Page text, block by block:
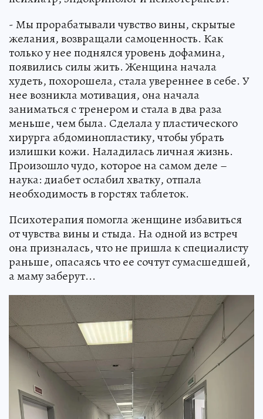
- Мы прорабатывали чувство вины, скрытые
желания, возвращали самоценность. Как
только у нее поднялся уровень дофамина,
появились силы жить. Женщина начала
худеть, похорошела, стала увереннее в себе. У
нее возникла мотивация, она начала
заниматься с тренером и стала в два раза
меньше, чем была. Сделала у пластического
хирурга абдоминопластику, чтобы убрать
излишки кожи. Наладилась личная жизнь.
Произошло чудо, которое на самом деле –
наука: диабет ослабил хватку, отпала
необходимость в горстях таблеток.
Психотерапия помогла женщине избавиться
от чувства вины и стыда. На одной из встреч
она призналась, что не пришла к специалисту
раньше, опасаясь что ее сочтут сумасшедшей,
а маму заберут...